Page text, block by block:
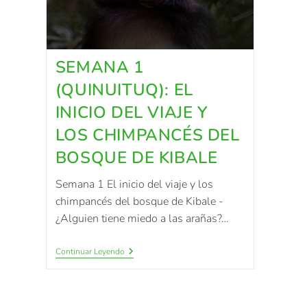
SEMANA 1
(QUINUITUQ): EL
INICIO DEL VIAJE Y
LOS CHIMPANCÉS DEL
BOSQUE DE KIBALE
Semana 1 El inicio del viaje y los
chimpancés del bosque de Kibale -
¿Alguien tiene miedo a las arañas?…
Continuar Leyendo